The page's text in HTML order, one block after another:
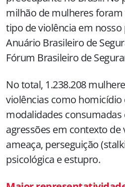
milhão de mulheres
tipo de violência em nosso
Anuário Brasileiro de
Fórum Brasileiro de
No total, 1.238.208
violências como homicídio
modalidades consumadas
agressões em contexto de
ameaça, perseguição
psicológica e estupro.